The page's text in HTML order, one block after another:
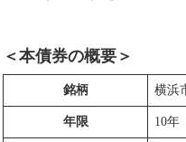
＜本債券の概要＞
銘柄 横浜
年限 10年